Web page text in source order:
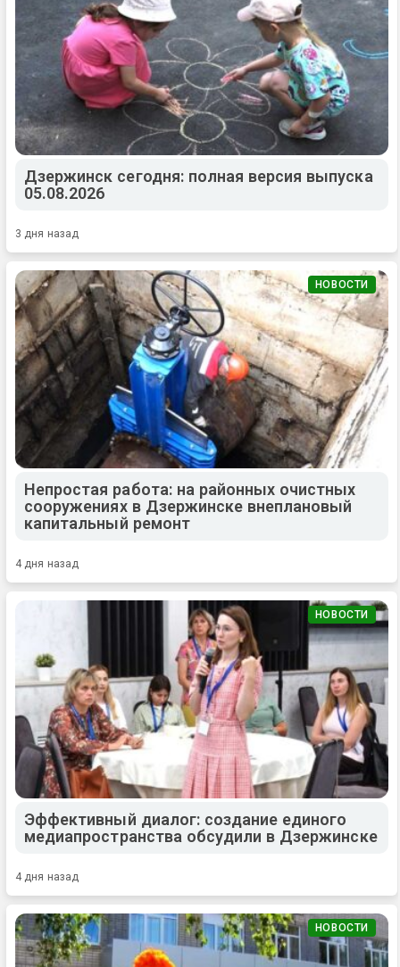
Дзержинск сегодня: полная версия выпуска
05.08.2026
3 дня назад
НОВОСТИ
Непростая работа: на районных очистных
сооружениях в Дзержинске внеплановый
капитальный ремонт
4 дня назад
НОВОСТИ
Эффективный диалог: создание единого
медиапространства обсудили в Дзержинске
4 дня назад
НОВОСТИ